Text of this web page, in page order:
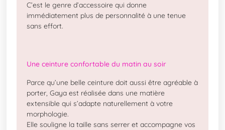
C’est le genre d’accessoire qui donne
immédiatement plus de personnalité à une tenue
sans effort.
Une ceinture confortable du matin au soir
Parce qu’une belle ceinture doit aussi être agréable à
porter, Gaya est réalisée dans une matière
extensible qui s’adapte naturellement à votre
morphologie.
Elle souligne la taille sans serrer et accompagne vos